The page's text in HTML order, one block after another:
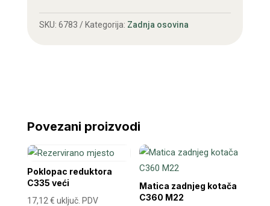
C335
M20
SKU: 6783 Kategorija: Zadnja osovina
Povezani proizvodi
Poklopac reduktora
C335 veći
17,12 € uključ. PDV
Matica zadnjeg kotača
C360 M22